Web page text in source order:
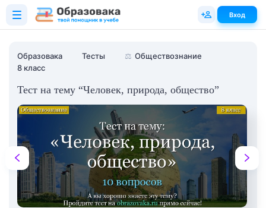
Образовака Тесты ⚖️ Обществознание
8 класс
Тест на тему “Человек, природа, общество”
Вход